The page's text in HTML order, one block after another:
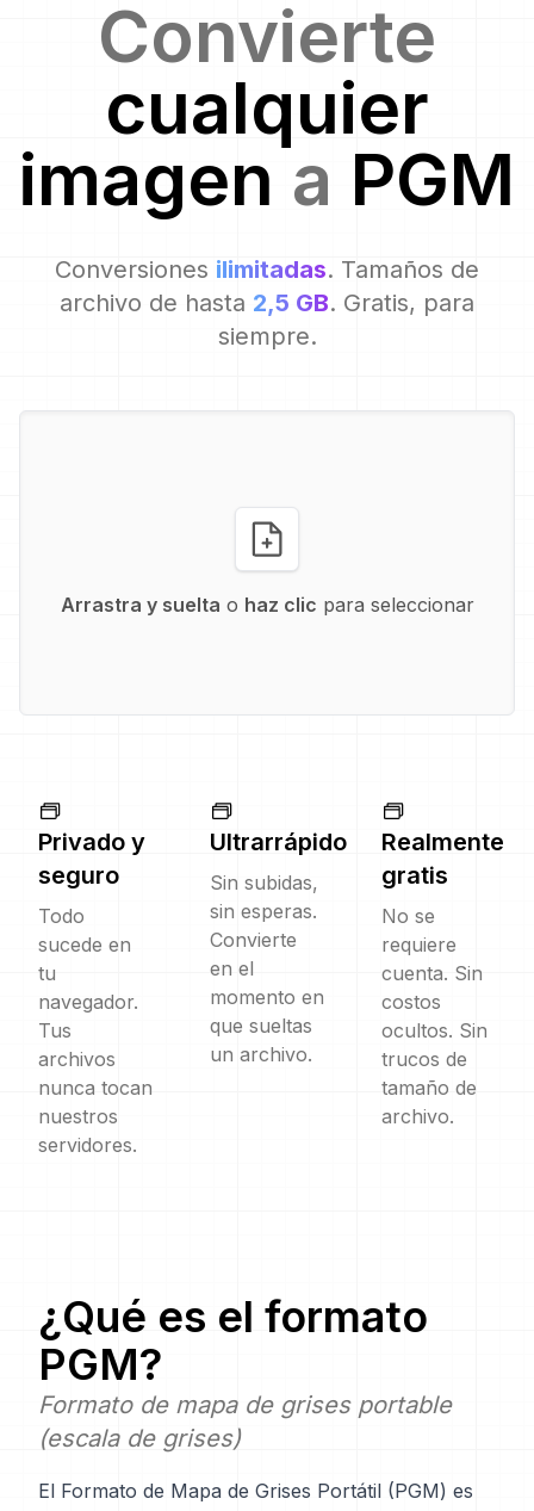
Convierte
cualquier
imagen a PGM
Conversiones ilimitadas. Tamaños de
archivo de hasta 2,5 GB. Gratis, para
siempre.
Arrastra y suelta o haz clic para seleccionar
Privado y
seguro
Todo
sucede en
tu
navegador.
Tus
archivos
nunca tocan
nuestros
servidores.
Ultrarrápido
Sin subidas,
sin esperas.
Convierte
en el
momento en
que sueltas
un archivo.
Realmente
gratis
No se
requiere
cuenta. Sin
costos
ocultos. Sin
trucos de
tamaño de
archivo.
¿Qué es el formato
PGM?
Formato de mapa de grises portable
(escala de grises)
El Formato de Mapa de Grises Portátil (PGM) es